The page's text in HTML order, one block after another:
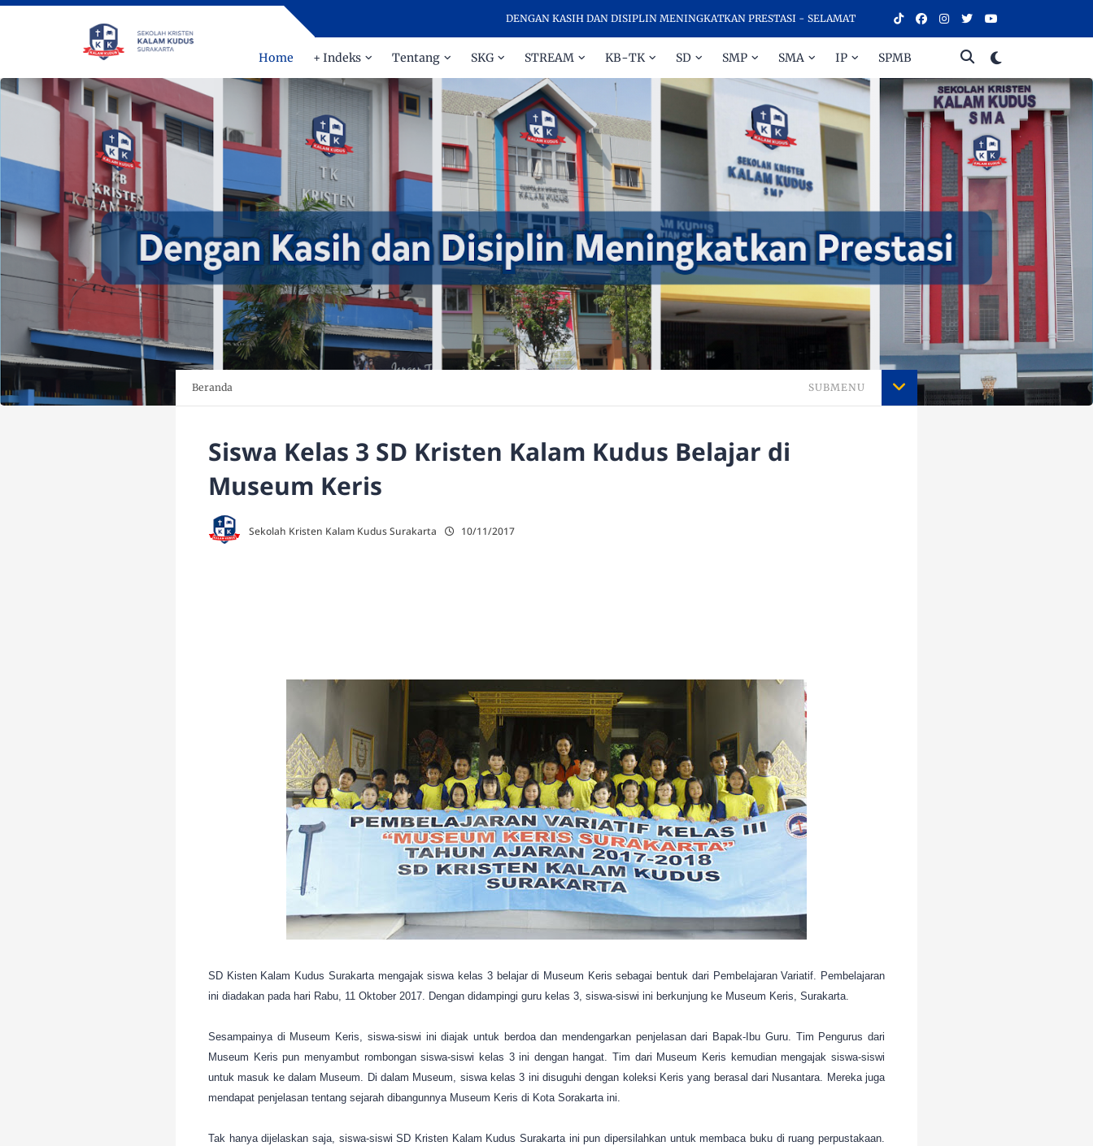
DENGAN KASIH DAN DISIPLIN MENINGKATKAN PRESTASI - SELAMAT DATANG DI SEKOLAH KRISTEN KALAM KUDUS SURAKARTA,
Home + Indeks Tentang SKG STREAM KB-TK SD SMP SMA IP SPMB
Beranda SUBMENU
Siswa Kelas 3 SD Kristen Kalam Kudus Belajar di
Museum Keris
Sekolah Kristen Kalam Kudus Surakarta 10/11/2017
SD Kisten Kalam Kudus Surakarta mengajak siswa kelas 3 belajar di Museum Keris sebagai bentuk dari Pembelajaran Variatif. Pembelajaran
ini diadakan pada hari Rabu, 11 Oktober 2017. Dengan didampingi guru kelas 3, siswa-siswi ini berkunjung ke Museum Keris, Surakarta.
Sesampainya di Museum Keris, siswa-siswi ini diajak untuk berdoa dan mendengarkan penjelasan dari Bapak-Ibu Guru. Tim Pengurus dari
Museum Keris pun menyambut rombongan siswa-siswi kelas 3 ini dengan hangat. Tim dari Museum Keris kemudian mengajak siswa-siswi
untuk masuk ke dalam Museum. Di dalam Museum, siswa kelas 3 ini disuguhi dengan koleksi Keris yang berasal dari Nusantara. Mereka juga
mendapat penjelasan tentang sejarah dibangunnya Museum Keris di Kota Sorakarta ini.
Tak hanya dijelaskan saja, siswa-siswi SD Kristen Kalam Kudus Surakarta ini pun dipersilahkan untuk membaca buku di ruang perpustakaan.